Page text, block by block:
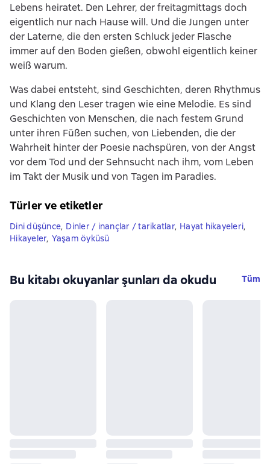
Lebens heiratet. Den Lehrer, der freitagmittags doch
eigentlich nur nach Hause will. Und die Jungen unter
der Laterne, die den ersten Schluck jeder Flasche
immer auf den Boden gießen, obwohl eigentlich keiner
weiß warum.
Was dabei entsteht, sind Geschichten, deren Rhythmus
und Klang den Leser tragen wie eine Melodie. Es sind
Geschichten von Menschen, die nach festem Grund
unter ihren Füßen suchen, von Liebenden, die der
Wahrheit hinter der Poesie nachspüren, von der Angst
vor dem Tod und der Sehnsucht nach ihm, vom Leben
im Takt der Musik und von Tagen im Paradies.
Türler ve etiketler
Dini düşünce, Dinler / inançlar / tarikatlar, Hayat hikayeleri,
Hikayeler, Yaşam öyküsü
Bu kitabı okuyanlar şunları da okudu Tüm